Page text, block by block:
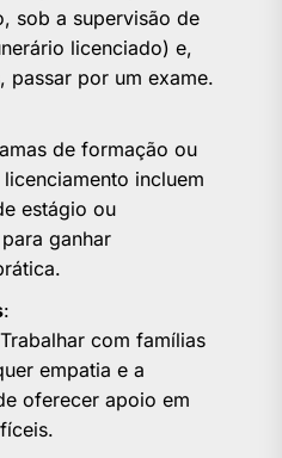
sob a supervisão de
licenciado) e,
passar por um exame.
de formação ou
incluem
estágio ou
ganhar
:
com famílias
empatia e a
oferecer apoio em